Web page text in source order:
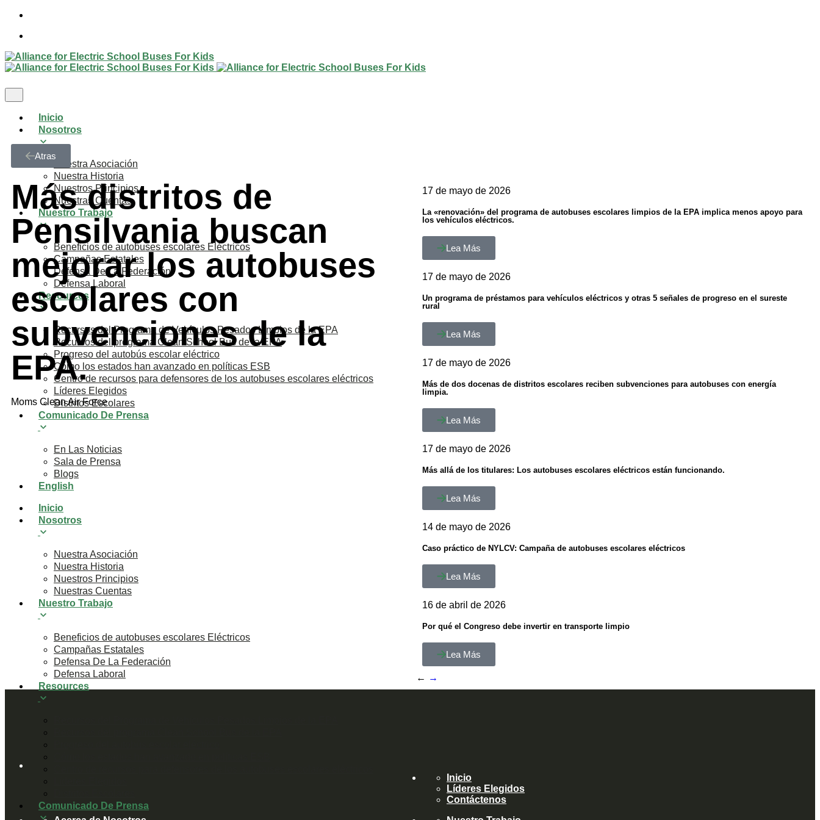
Inicio
Nosotros
Nuestra Asociación
Nuestra Historia
Nuestros Principios
Nuestras Cuentas
Nuestro Trabajo
Beneficios de autobuses escolares Eléctricos
Campañas Estatales
Defensa De La Federación
Defensa Laboral
Resources
Recursos del Programa de Vehículos Pesados Limpios de la EPA
Recursos del programa Clean School Bus de la EPA
Progreso del autobús escolar eléctrico
Cómo los estados han avanzado en políticas ESB
Centro de recursos para defensores de los autobuses escolares eléctricos
Líderes Elegidos
Distritos Escolares
Comunicado De Prensa
En Las Noticias
Sala de Prensa
Blogs
English
Inicio
Nosotros
Nuestra Asociación
Nuestra Historia
Nuestros Principios
Nuestras Cuentas
Nuestro Trabajo
Beneficios de autobuses escolares Eléctricos
Campañas Estatales
Defensa De La Federación
Defensa Laboral
Resources
Comunicado De Prensa
Atras
Más distritos de
Pensilvania buscan
mejorar los autobuses
escolares con
subvenciones de la
EPA.
Moms Clean Air Force
17 de mayo de 2026
La «renovación» del programa de autobuses escolares limpios de la EPA implica menos apoyo para
los vehículos eléctricos.
Lea Más
17 de mayo de 2026
Un programa de préstamos para vehículos eléctricos y otras 5 señales de progreso en el sureste
rural
Lea Más
17 de mayo de 2026
Más de dos docenas de distritos escolares reciben subvenciones para autobuses con energía
limpia.
Lea Más
17 de mayo de 2026
Más allá de los titulares: Los autobuses escolares eléctricos están funcionando.
Lea Más
14 de mayo de 2026
Caso práctico de NYLCV: Campaña de autobuses escolares eléctricos
Lea Más
16 de abril de 2026
Por qué el Congreso debe invertir en transporte limpio
Lea Más
← →
Inicio
Líderes Elegidos
Contáctenos